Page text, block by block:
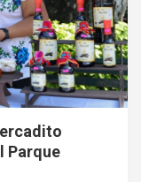
Parque